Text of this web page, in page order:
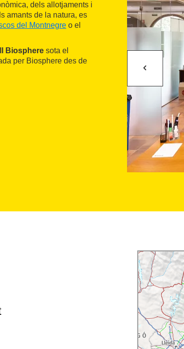
dels allotjaments i
amants de la natura, es
del Montnegre o el
Biosphere sota el
per Biosphere des de